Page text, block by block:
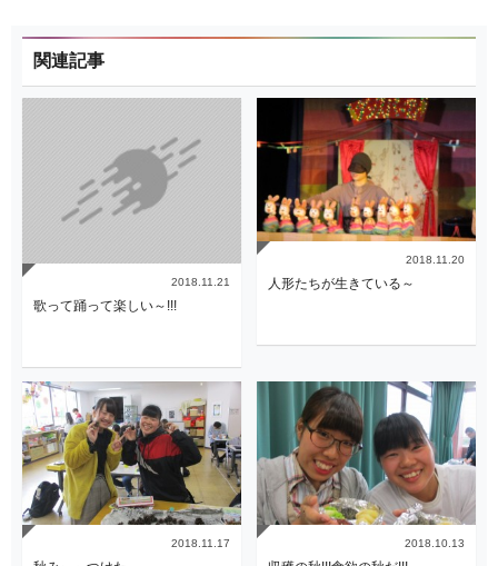
関連記事
2018.11.21
歌って踊って楽しい～!!!
2018.11.20
人形たちが生きている～
2018.11.17 2018.10.13